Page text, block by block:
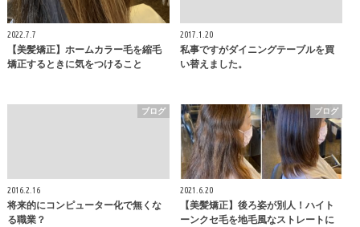
2022.7.7
【美髪矯正】ホームカラー毛を縮毛
矯正するときに気をつけること
2017.1.20
私事ですがダイニングテーブルを買
い替えました。
ブログ
2016.2.16
将来的にコンピューター化で無くな
る職業？
ブログ
2021.6.20
【美髪矯正】後ろ姿が別人！ハイト
ーンクセ毛を地毛風なストレートに